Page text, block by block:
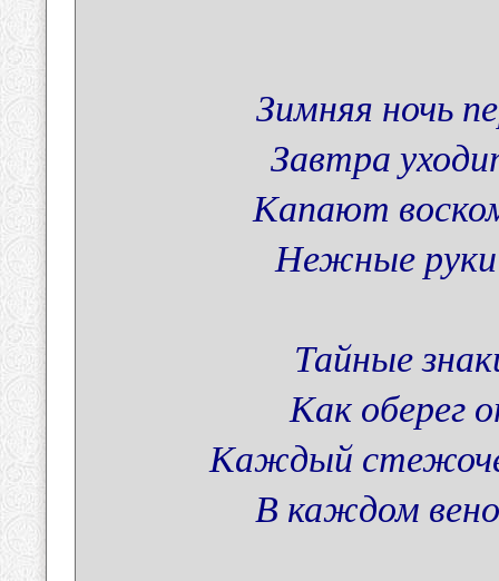
Зимняя ночь
Завтра
Капают
Нежные
Тайные
Как оберег
Каждый
В каждом